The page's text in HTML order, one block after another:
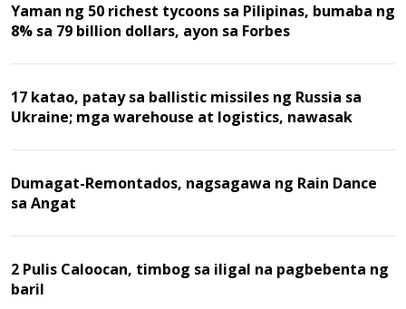
Yaman ng 50 richest tycoons sa Pilipinas, bumaba ng
8% sa 79 billion dollars, ayon sa Forbes
17 katao, patay sa ballistic missiles ng Russia sa
Ukraine; mga warehouse at logistics, nawasak
Dumagat-Remontados, nagsagawa ng Rain Dance
sa Angat
2 Pulis Caloocan, timbog sa iligal na pagbebenta ng
baril